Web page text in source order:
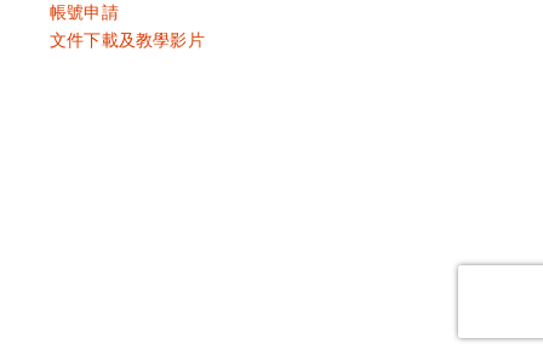
帳號申請
文件下載及教學影片